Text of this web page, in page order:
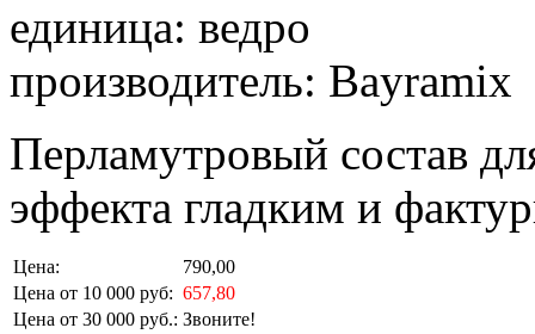
единица: ведро
производитель: Bayramix
Перламутровый состав
эффекта гладким и
Цена:
790,00
Цена от 10 000 руб: 657,80
Цена от 30 000 руб.: Звоните!